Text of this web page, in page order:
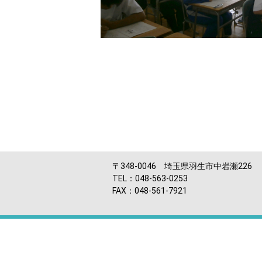
〒348-0046 埼玉県羽生市中岩瀬226
TEL：048-563-0253
FAX：048-561-7921